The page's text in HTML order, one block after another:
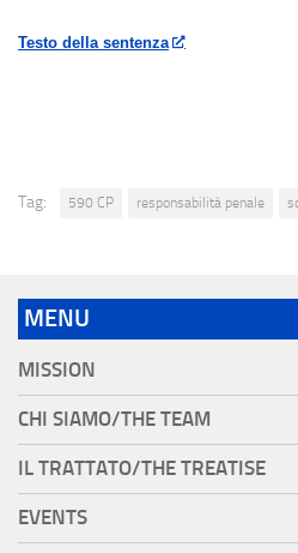
Testo della sentenza
Tag: 590 CP responsabilità penale
MENU
MISSION
CHI SIAMO/THE TEAM
IL TRATTATO/THE TREATISE
EVENTS